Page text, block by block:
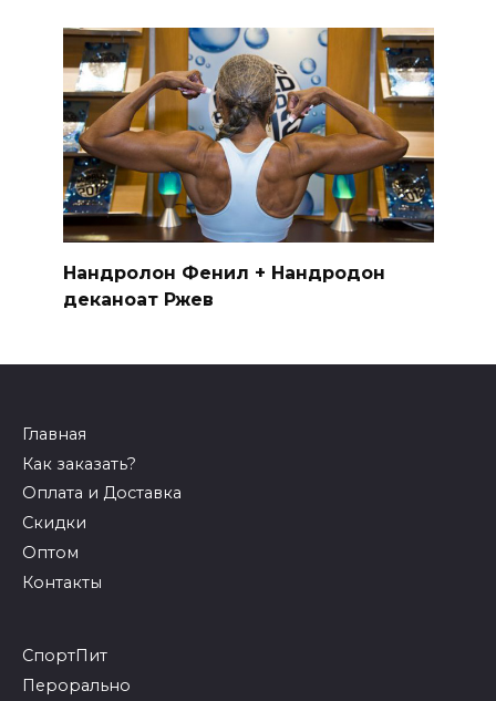
Нандролон Фенил + Нандродон
деканоат Ржев
Главная
Как заказать?
Оплата и Доставка
Скидки
Оптом
Контакты
СпортПит
Перорально